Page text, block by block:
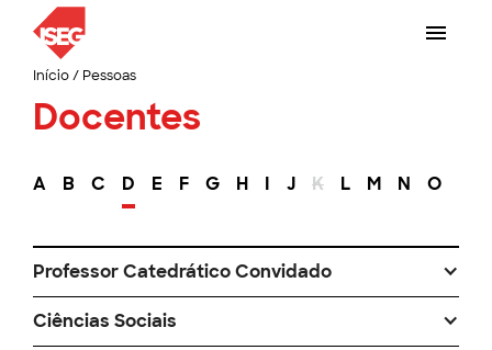
Início/ Pessoas
Docentes
A B C D E F G H I J K L M N O
Professor Catedrático Convidado
Ciências Sociais